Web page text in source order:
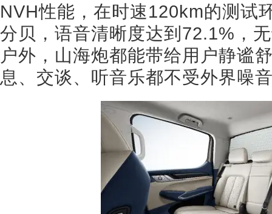
NVH性能，在时速120km的测试
分贝，语音清晰度达到72.1%，
户外，山海炮都能带给用户静谧
息、交谈、听音乐都不受外界噪